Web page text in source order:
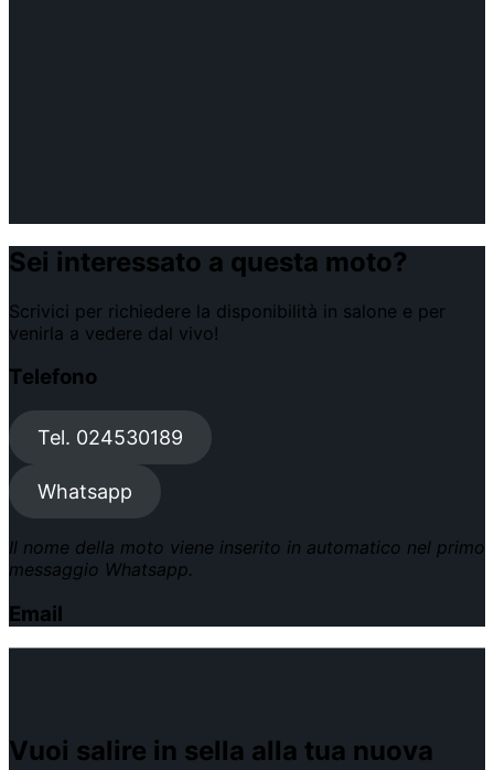
Sei interessato a questa moto?
Scrivici per richiedere la disponibilità in salone e per
venirla a vedere dal vivo!
Telefono
Tel. 024530189
Whatsapp
Il nome della moto viene inserito in automatico nel primo
messaggio Whatsapp.
Email
Vuoi salire in sella alla tua nuova